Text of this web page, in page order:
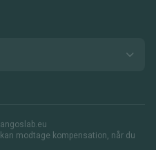
modtage kompensation, når du